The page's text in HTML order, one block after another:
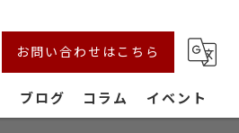
お問い合わせはこちら
ブログ コラム イベント